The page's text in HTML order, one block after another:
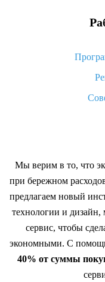
Мы верим в то, что
при бережном
предлагаем новый
технологии и
сервис, чтобы
экономными. С
40% от суммы